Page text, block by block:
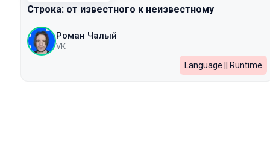
Строка: от известного к неизвестному
Роман Чалый
VK
Language || Runtime